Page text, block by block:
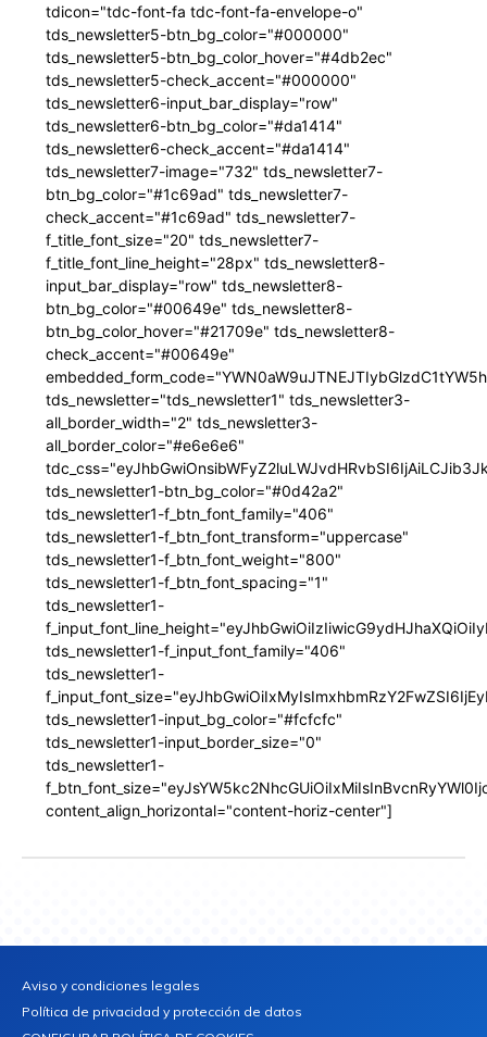
tdicon="tdc-font-fa tdc-font-fa-envelope-o"
tds_newsletter5-btn_bg_color="#000000"
tds_newsletter5-btn_bg_color_hover="#4db2ec"
tds_newsletter5-check_accent="#000000"
tds_newsletter6-input_bar_display="row"
tds_newsletter6-btn_bg_color="#da1414"
tds_newsletter6-check_accent="#da1414"
tds_newsletter7-image="732" tds_newsletter7-
btn_bg_color="#1c69ad" tds_newsletter7-
check_accent="#1c69ad" tds_newsletter7-
f_title_font_size="20" tds_newsletter7-
f_title_font_line_height="28px" tds_newsletter8-
input_bar_display="row" tds_newsletter8-
btn_bg_color="#00649e" tds_newsletter8-
btn_bg_color_hover="#21709e" tds_newsletter8-
check_accent="#00649e"
tds_newsletter="tds_newsletter1" tds_newsletter3-
all_border_width="2" tds_newsletter3-
all_border_color="#e6e6e6"
tds_newsletter1-btn_bg_color="#0d42a2"
tds_newsletter1-f_btn_font_family="406"
tds_newsletter1-f_btn_font_transform="uppercase"
tds_newsletter1-f_btn_font_weight="800"
tds_newsletter1-f_btn_font_spacing="1"
tds_newsletter1-
tds_newsletter1-f_input_font_family="406"
tds_newsletter1-
tds_newsletter1-input_bg_color="#fcfcfc"
tds_newsletter1-input_border_size="0"
tds_newsletter1-
content_align_horizontal="content-horiz-center"]
Aviso y condiciones legales
Política de privacidad y protección de datos